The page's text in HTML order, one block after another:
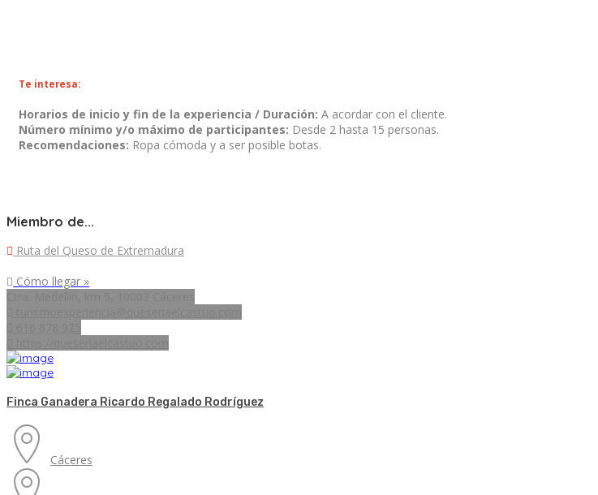
Te interesa:
Horarios de inicio y fin de la experiencia / Duración: A acordar con el cliente.
Número mínimo y/o máximo de participantes: Desde 2 hasta 15 personas.
Recomendaciones: Ropa cómoda y a ser posible botas.
Miembro de...
Ruta del Queso de Extremadura
Cómo llegar »
Finca Ganadera Ricardo Regalado Rodríguez
Cáceres